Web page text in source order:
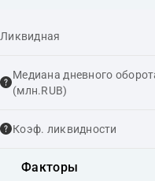
Ликвидная
Медиана дневного
(млн.RUB)
Коэф. ликвидности
Факторы